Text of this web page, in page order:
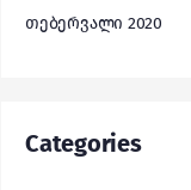
თებერვალი 2020
Categories